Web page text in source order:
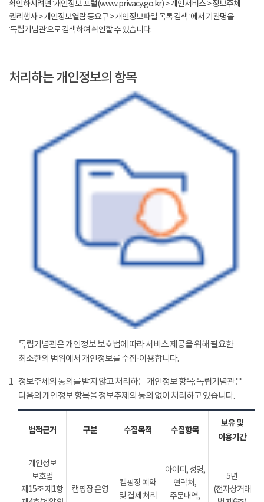
확인하시려면 ‘개인정보 포털(www.privacy.go.kr) > 개인서비스 > 정보주체
권리행사 > 개인정보열람 등요구 > 개인정보파일 목록 검색’ 에서 기관명을
‘독립기념관’으로 검색하여 확인할 수 있습니다.
처리하는 개인정보의 항목
독립기념관은 개인정보 보호법에 따라 서비스 제공을 위해 필요한
최소한의 범위에서 개인정보를 수집·이용합니다.
1 정보주체의 동의를 받지 않고 처리하는 개인정보 항목: 독립기념관은
다음의 개인정보 항목을 정보추제의 동의 없이 처리하고 있습니다.
법적근거 구분 수집목적 수집항목
보유 및
이용기간
개인정보
보호법
제15조 제1항
캠핑장 운영
캠핑장 예약
및 결제 처리
아이디, 성명,
연락처,
주문내역,
5년
(전자상거래